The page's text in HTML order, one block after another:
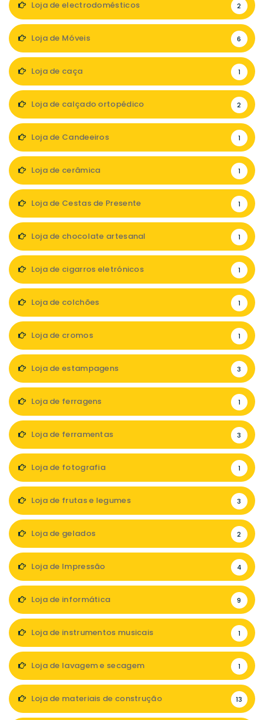
Loja de electrodomésticos 2
Loja de Móveis 6
Loja de caça 1
Loja de calçado ortopédico 2
Loja de Candeeiros 1
Loja de cerâmica 1
Loja de Cestas de Presente 1
Loja de chocolate artesanal 1
Loja de cigarros eletrónicos 1
Loja de colchões 1
Loja de cromos 1
Loja de estampagens 3
Loja de ferragens 1
Loja de ferramentas 3
Loja de fotografia 1
Loja de frutas e legumes 3
Loja de gelados 2
Loja de Impressão 4
Loja de informática 9
Loja de instrumentos musicais 1
Loja de lavagem e secagem 1
Loja de materiais de construção 13